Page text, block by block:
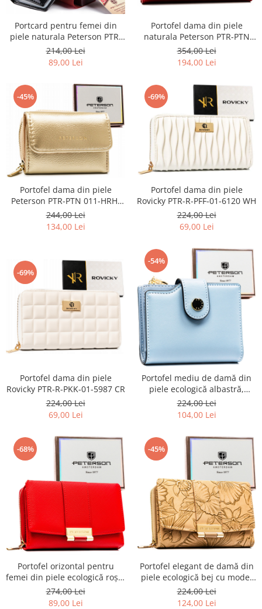
Portcard pentru femei din
piele naturala Peterson PTR-
PTN BC-103
214,00 Lei
89,00 Lei
Portofel dama din piele
naturala Peterson PTR-PTN
42100-SAF-7266 R
354,00 Lei
194,00 Lei
-45%
Portofel dama din piele
Peterson PTR-PTN 011-HRH-
5093 GOL
244,00 Lei
134,00 Lei
-69%
Portofel dama din piele
Rovicky PTR-R-PFF-01-6120 WH
224,00 Lei
69,00 Lei
-69%
Portofel dama din piele
Rovicky PTR-R-PKK-01-5987 CR
224,00 Lei
69,00 Lei
-54%
Portofel mediu de damă din
piele ecologică albastră,
potrivit pentru cartea de
înmatriculare a vehiculului -
Peterson PTR-PTN 012-JK6-
224,00 Lei
104,00 Lei
-68%
Portofel orizontal pentru
femei din piele ecologică roșie
- Peterson PTR-PTN 0015-SAF-
9402 RE
274,00 Lei
89,00 Lei
-45%
Portofel elegant de damă din
piele ecologică bej cu model
floral - Peterson
224,00 Lei
124,00 Lei